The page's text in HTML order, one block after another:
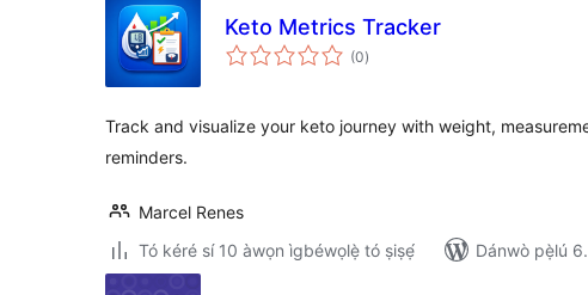
Keto Metrics Tracker
(0àpapọ̀
àwọn
)
Track and visualize your keto journey with weight,
reminders.
Marcel Renes
Tó kéré sí 10 àwọn ìgbéwọlẹ̀ tó ṣiṣẹ́
Dánwò pẹ̀lú